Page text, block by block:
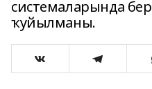
системаларында
ҡуйылманы.